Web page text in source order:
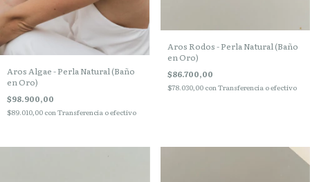
Aros Algae - Perla Natural (Baño
en Oro)
$98.900,00
$89.010,00 con Transferencia o efectivo
Aros Rodos - Perla Natural (Baño
en Oro)
$86.700,00
$78.030,00 conTransferencia o efectivo